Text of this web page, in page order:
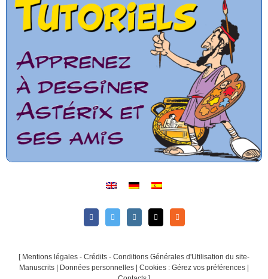
[ Mentions légales - Crédits - Conditions Générales d'Utilisation du site-
Manuscrits | Données personnelles | Cookies : Gérez vos préférences |